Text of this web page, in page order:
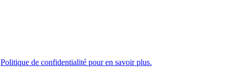
Politique de confidentialité pour en savoir plus.